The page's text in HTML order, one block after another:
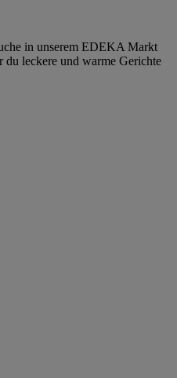
in unserem EDEKA Markt
du leckere und warme Gerichte